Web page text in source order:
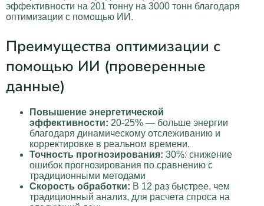
эффективности на 201 тонну на 3000 тонн благодаря
оптимизации с помощью ИИ.
Преимущества оптимизации с
помощью ИИ (проверенные
данные)
Повышение энергетической
эффективности: 20-25% — больше энергии
благодаря динамическому отслеживанию и
корректировке в реальном времени.
Точность прогнозирования: 30%: снижение
ошибок прогнозирования по сравнению с
традиционными методами
Скорость обработки: В 12 раз быстрее, чем
традиционный анализ, для расчета спроса на